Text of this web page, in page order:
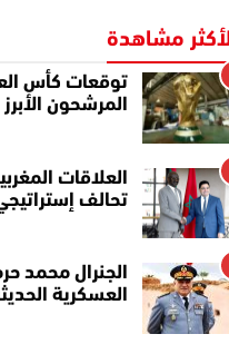
مشاهدة
توقعات كأس
المرشحون
العلاقات
تحالف
الجنرال محمد
العسكرية